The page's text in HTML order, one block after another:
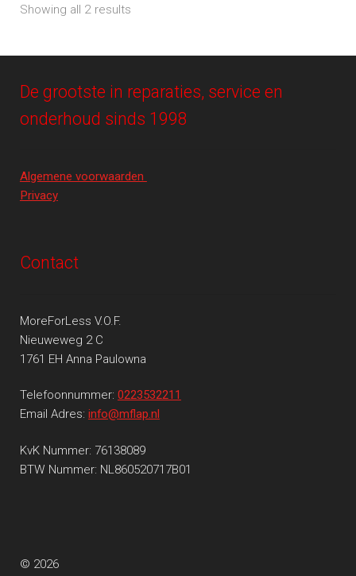
Showing all 2 results
De grootste in reparaties, service en
onderhoud sinds 1998
Algemene voorwaarden
Privacy
Contact
MoreForLess V.O.F.
Nieuweweg 2 C
1761 EH Anna Paulowna
Telefoonnummer: 0223532211
Email Adres: info@mflap.nl
KvK Nummer: 76138089
BTW Nummer: NL860520717B01
© 2026